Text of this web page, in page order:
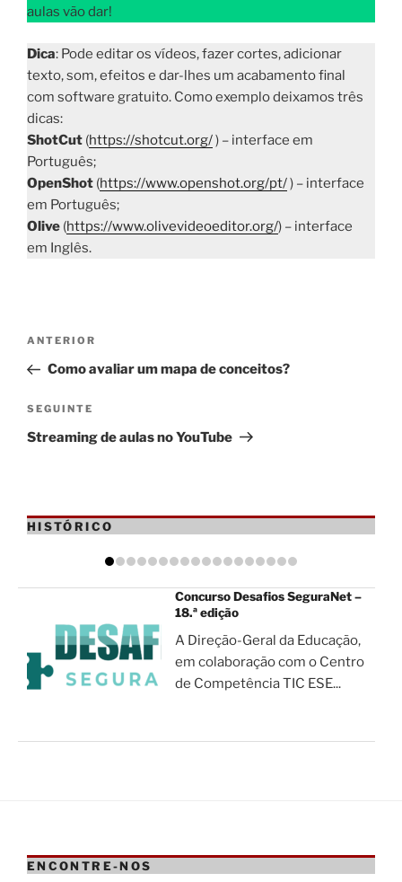
aulas vão dar!
Dica: Pode editar os vídeos, fazer cortes, adicionar
texto, som, efeitos e dar-lhes um acabamento final
com software gratuito. Como exemplo deixamos três
dicas:
ShotCut (https://shotcut.org/) – interface em
Português;
OpenShot (https://www.openshot.org/pt/) – interface
em Português;
Olive (https://www.olivevideoeditor.org/) – interface
em Inglês.
Navegação
artigos
Conteúdo
anterior
ANTERIOR
Como avaliar um mapa de conceitos?
Conteúdo
seguinte
SEGUINTE
Streaming de aulas no YouTube
HISTÓRICO
Concurso Desafios SeguraNet –
18.ª edição
A Direção-Geral da Educação,
em colaboração com o Centro
de Competência TIC ESE...
ENCONTRE-NOS